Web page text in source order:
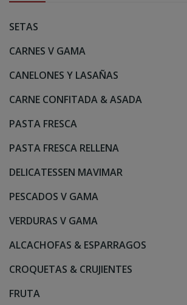
SETAS
CARNES V GAMA
CANELONES Y LASAÑAS
CARNE CONFITADA & ASADA
PASTA FRESCA
PASTA FRESCA RELLENA
DELICATESSEN MAVIMAR
PESCADOS V GAMA
VERDURAS V GAMA
ALCACHOFAS & ESPARRAGOS
CROQUETAS & CRUJIENTES
FRUTA